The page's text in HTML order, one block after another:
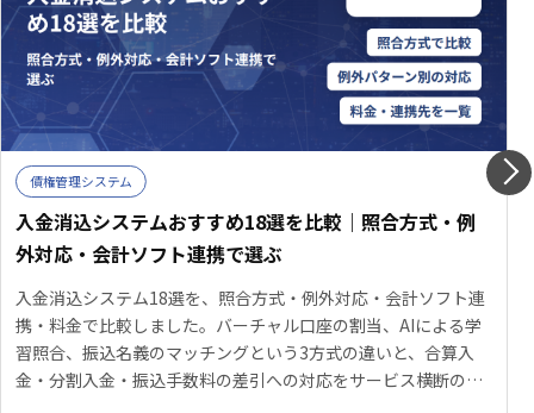
債権管理システム
入金消込システムおすすめ18選を比較｜照合方式・例
外対応・会計ソフト連携で選ぶ
入金消込システム18選を、照合方式・例外対応・会計ソフト連
携・料金で比較しました。バーチャル口座の割当、AIによる学
習照合、振込名義のマッチングという3方式の違いと、合算入
金・分割入金・振込手数料の差引への対応をサービス横断の表